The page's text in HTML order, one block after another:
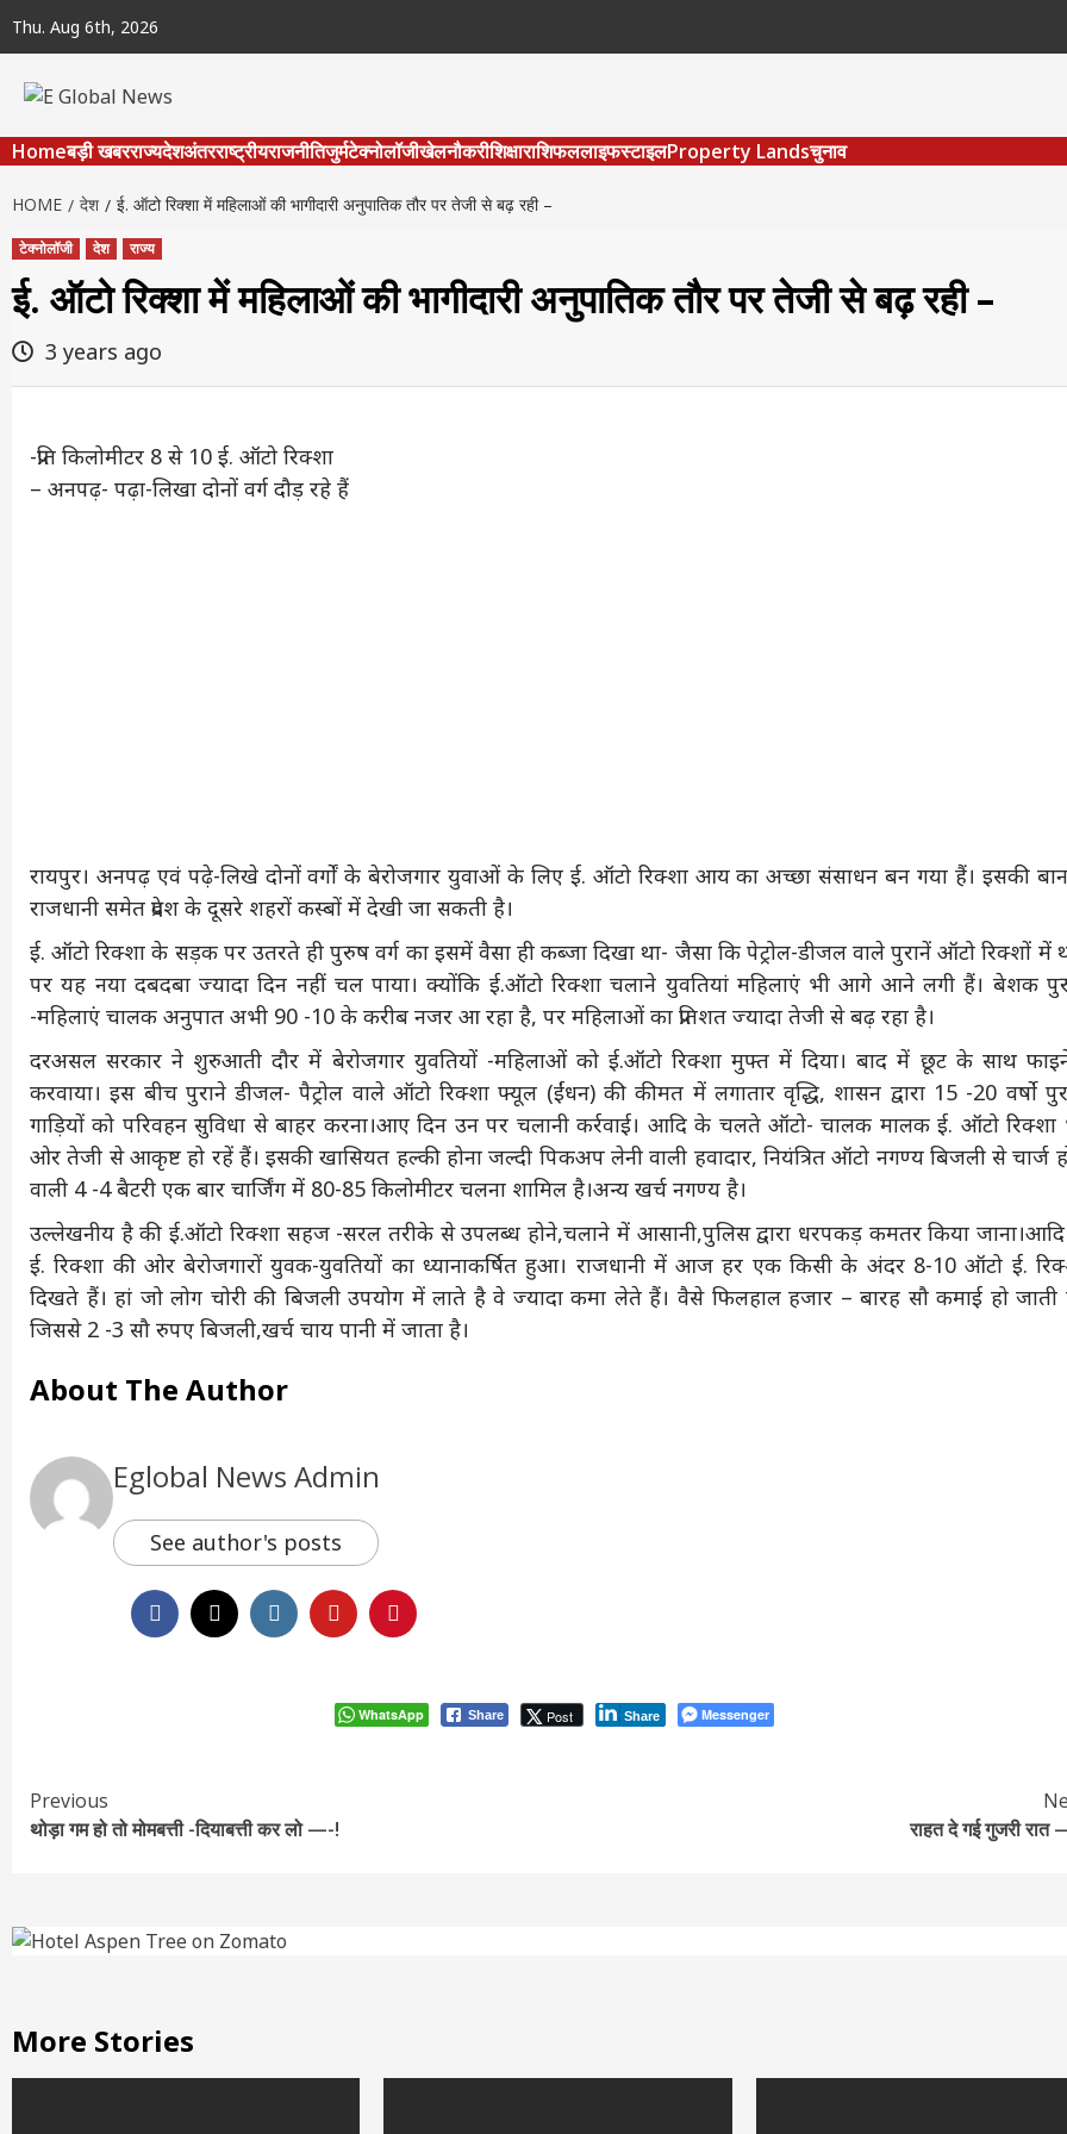
to
Thu. Aug 6th, 2026
Homeबड़ी खबरराज्यदेशअंतरराष्ट्रीयराजनीतिजुर्मटेक्नोलॉजीखेलनौकरीशिक्षाराशिफललाइफस्टाइलProperty Landsचुनाव
HOME देश ई. ऑटो रिक्शा में महिलाओं की भागीदारी अनुपातिक तौर पर तेजी से बढ़ रही –
टेक्नोलॉजी देश राज्य
ई. ऑटो रिक्शा में महिलाओं की भागीदारी अनुपातिक तौर पर तेजी से बढ़ रही –
3 years ago
-प्रति किलोमीटर 8 से 10 ई. ऑटो रिक्शा
– अनपढ़- पढ़ा-लिखा दोनों वर्ग दौड़ रहे हैं
रायपुर। अनपढ़ एवं पढ़े-लिखे दोनों वर्गों के बेरोजगार युवाओं के लिए ई. ऑटो रिक्शा आय का अच्छा संसाधन बन गया हैं। इसकी
राजधानी समेत प्रदेश के दूसरे शहरों कस्बों में देखी जा सकती है।
ई. ऑटो रिक्शा के सड़क पर उतरते ही पुरुष वर्ग का इसमें वैसा ही कब्जा दिखा था- जैसा कि पेट्रोल-डीजल वाले पुरानें ऑटो रिक्शों में
पर यह नया दबदबा ज्यादा दिन नहीं चल पाया। क्योंकि ई.ऑटो रिक्शा चलाने युवतियां महिलाएं भी आगे आने लगी हैं। बेशक
-महिलाएं चालक अनुपात अभी 90 -10 के करीब नजर आ रहा है, पर महिलाओं का प्रतिशत ज्यादा तेजी से बढ़ रहा है।
दरअसल सरकार ने शुरुआती दौर में बेरोजगार युवतियों -महिलाओं को ई.ऑटो रिक्शा मुफ्त में दिया। बाद में छूट के साथ
करवाया। इस बीच पुराने डीजल- पैट्रोल वाले ऑटो रिक्शा फ्यूल (ईंधन) की कीमत में लगातार वृद्धि, शासन द्वारा 15 -20 वर्षो
गाड़ियों को परिवहन सुविधा से बाहर करना।आए दिन उन पर चलानी कर्रवाई। आदि के चलते ऑटो- चालक मालक ई. ऑटो रिक्शा
ओर तेजी से आकृष्ट हो रहें हैं। इसकी खासियत हल्की होना जल्दी पिकअप लेनी वाली हवादार, नियंत्रित ऑटो नगण्य बिजली से चार्ज
वाली 4 -4 बैटरी एक बार चार्जिंग में 80-85 किलोमीटर चलना शामिल है।अन्य खर्च नगण्य है।
उल्लेखनीय है की ई.ऑटो रिक्शा सहज -सरल तरीके से उपलब्ध होने,चलाने में आसानी,पुलिस द्वारा धरपकड़ कमतर किया
ई. रिक्शा की ओर बेरोजगारों युवक-युवतियों का ध्यानाकर्षित हुआ। राजधानी में आज हर एक किसी के अंदर 8-10 ऑटो ई.
दिखते हैं। हां जो लोग चोरी की बिजली उपयोग में लाते है वे ज्यादा कमा लेते हैं। वैसे फिलहाल हजार – बारह सौ कमाई हो जाती
जिससे 2 -3 सौ रुपए बिजली,खर्च चाय पानी में जाता है।
About The Author
Eglobal News Admin
See author's posts
WhatsApp Share Post Share Messenger
Continue
Reading
Previous
थोड़ा गम हो तो मोमबत्ती -दियाबत्ती कर लो —-!
राहत दे गई गुजरी रात
More Stories